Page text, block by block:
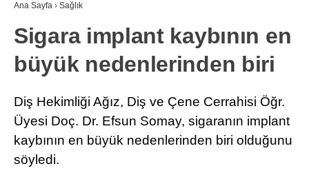
Ana Sayfa › Sağlık
Sigara implant kaybının en
büyük nedenlerinden biri
Diş Hekimliği Ağız, Diş ve Çene Cerrahisi Öğr.
Üyesi Doç. Dr. Efsun Somay, sigaranın implant
kaybının en büyük nedenlerinden biri olduğunu
söyledi.